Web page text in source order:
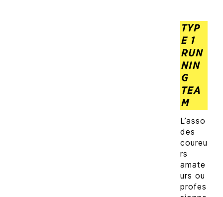
TYP
E 1
RUN
NIN
G
TEA
M
L’asso
des
coureu
rs
amate
urs ou
profes